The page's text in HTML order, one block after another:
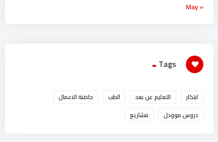
« May
Tags
ابتكار التعليم عن بعد الطب
حاضنة الاعمال
دروس موودل
مشاريع